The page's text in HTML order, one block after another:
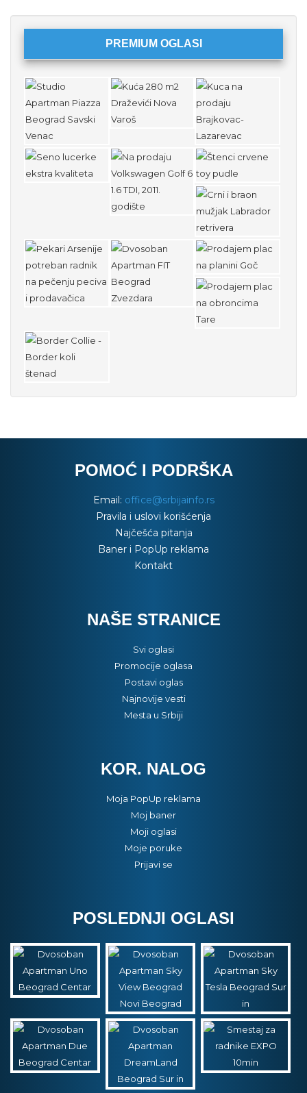
PREMIUM OGLASI
POMOĆ I PODRŠKA
Email: office@srbijainfo.rs
Pravila i uslovi korišćenja
Najčešća pitanja
Baner i PopUp reklama
Kontakt
NAŠE STRANICE
Svi oglasi
Promocije oglasa
Postavi oglas
Najnovije vesti
Mesta u Srbiji
KOR. NALOG
Moja PopUp reklama
Moj baner
Moji oglasi
Moje poruke
Prijavi se
POSLEDNJI OGLASI